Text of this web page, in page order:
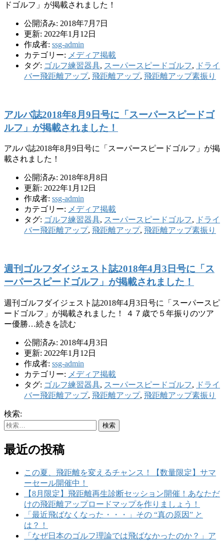
ドゴルフ」が掲載されました！
公開済み: 2018年7月7日
更新: 2022年1月12日
作成者: ssg-admin
カテゴリー: メディア掲載
タグ: ゴルフ練習器具, スーパースピードゴルフ, ドライ
バー飛距離アップ, 飛距離アップ, 飛距離アップ素振り
アルバ誌2018年8月9日号に「スーパースピードゴ
ルフ」が掲載されました！
アルバ誌2018年8月9日号に「スーパースピードゴルフ」が掲
載されました！
公開済み: 2018年8月8日
更新: 2022年1月12日
作成者: ssg-admin
カテゴリー: メディア掲載
タグ: ゴルフ練習器具, スーパースピードゴルフ, ドライ
バー飛距離アップ, 飛距離アップ, 飛距離アップ素振り
週刊ゴルフダイジェスト誌2018年4月3日号に「ス
ーパースピードゴルフ」が掲載されました！
週刊ゴルフダイジェスト誌2018年4月3日号に「スーパースピ
ードゴルフ」が掲載されました！ ４７歳で５年振りのツア
ー優勝…続きを読む
公開済み: 2018年4月3日
更新: 2022年1月12日
作成者: ssg-admin
カテゴリー: メディア掲載
タグ: ゴルフ練習器具, スーパースピードゴルフ, ドライ
バー飛距離アップ, 飛距離アップ, 飛距離アップ素振り
検索:
最近の投稿
この夏、飛距離を変えるチャンス！【数量限定】サマ
ーセール開催中！
【8月限定】飛距離再生診断セッション開催！あなただ
けの飛距離アップロードマップを作りましょう！
「最近飛ばなくなった・・・」その “真の原因” と
は？！
「なぜ日本のゴルフ理論では飛ばなかったのか？」ア